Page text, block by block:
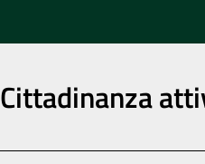
Cittadinanza